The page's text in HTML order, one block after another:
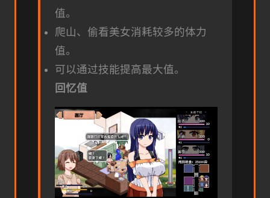
值。
爬山、偷看美女消耗较多的体力
值。
可以通过技能提高最大值。
回忆值